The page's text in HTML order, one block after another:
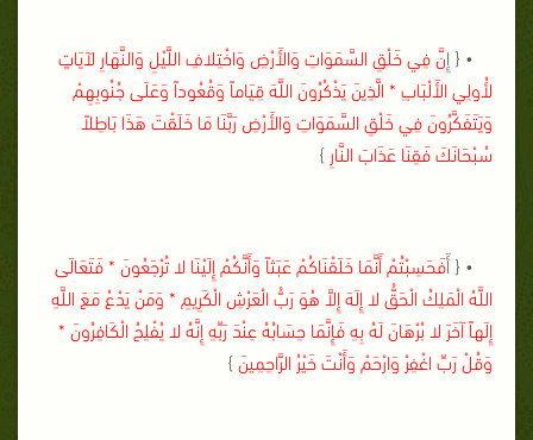
• { إِنَّ فِي خَلْقِ السَّمَوَاتِ وَالأَرْضِ وَاخْتِلافِ اللَّيْلِ وَالنَّهَارِ لآيَاتٍ
لأُولِي الأَلْبَابِ * الَّذِينَ يَذْكُرُونَ اللَّهَ قِيَاماً وَقُعُوداً وَعَلَى جُنُوبِهِمْ
وَيَتَفَكَّرُونَ فِي خَلْقِ السَّمَوَاتِ وَالأَرْضِ رَبَّنَا مَا خَلَقْتَ هَذَا بَاطِلاً
سُبْحَانَكَ فَقِنَا عَذَابَ النَّارِ }
• { أَفَحَسِبْتُمْ أَنَّمَا خَلَقْنَاكُمْ عَبَثاً وَأَنَّكُمْ إِلَيْنَا لا تُرْجَعُونَ * فَتَعَالَى
اللَّهُ الْمَلِكُ الْحَقُّ لا إِلَهَ إِلاَّ هُوَ رَبُّ الْعَرْشِ الْكَرِيمِ * وَمَنْ يَدْعُ مَعَ اللَّهِ
إِلَهاً آخَرَ لا بُرْهَانَ لَهُ بِهِ فَإِنَّمَا حِسَابُهُ عِنْدَ رَبِّهِ إِنَّهُ لا يُفْلِحُ الْكَافِرُونَ *
وَقُلْ رَبِّ اغْفِرْ وَارْحَمْ وَأَنْتَ خَيْرُ الرَّاحِمِينَ}